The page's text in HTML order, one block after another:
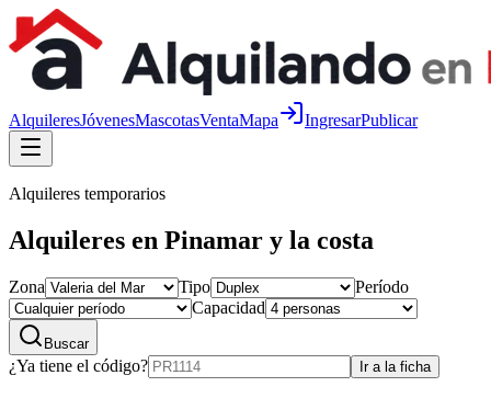
AlquileresJóvenesMascotasVentaMapa IngresarPublicar
Alquileres temporarios
Alquileres en Pinamar y la costa
Zona Tipo
Período
Capacidad
Buscar
¿Ya tiene el código? Ir a la ficha